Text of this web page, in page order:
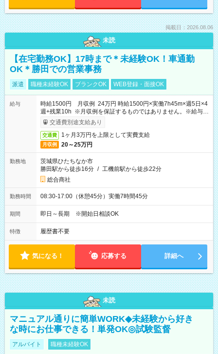
掲載日：2026.08.06
未読
【在宅勤務OK】17時まで＊未経験OK！車通勤
OK＊勝田での営業事務
派遣 職種未経験OK ブランクOK WEB登録・面接OK
給与
時給1500円 月収例 24万円 時給1500円×実働7h45m×週5日×4
週+残業10h ※月収例を保証するものではありません。※給与即
受取りサービス利用可（利用条件有）
交通費別途支給あり
交通費 1ヶ月3万円を上限として実費支給
月収例 20～25万円
勤務地
茨城県ひたちなか市
勝田駅から徒歩16分 / 工機前駅から徒歩22分
総合商社
勤務時間 08:30-17:00（休憩45分）実働7時間45分
期間 即日～長期 ※開始日相談OK
特徴 履歴書不要
気になる！ 応募する 詳細へ
未読
マニュアル通りに簡単WORK◆未経験から好き
な時にお仕事できる！単発OK◎試験監督
アルバイト 職種未経験OK